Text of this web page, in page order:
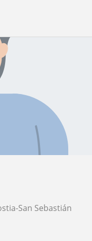
San Sebastián